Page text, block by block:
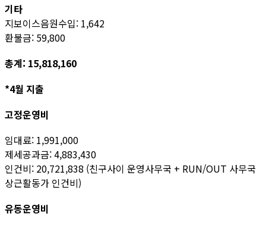
기타
지보이스음원수입: 1,642
환불금: 59,800
총계: 15,818,160
*4월 지출
고정운영비
임대료: 1,991,000
제세공과금: 4,883,430
인건비: 20,721,838 (친구사이 운영사무국 + RUN/OUT 사무국
상근활동가 인건비)
유동운영비